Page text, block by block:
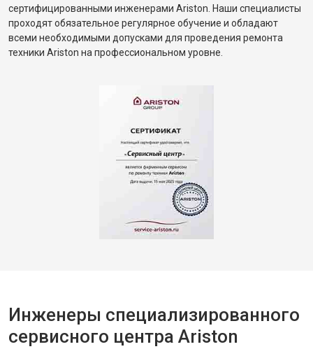
сертифицированными инженерами Ariston. Наши специалисты
проходят обязательное регулярное обучение и обладают
всеми необходимыми допусками для проведения ремонта
техники Ariston на профессиональном уровне.
Инженеры специализированного
сервисного центра Ariston